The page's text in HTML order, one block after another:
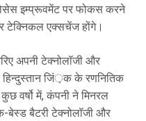
इम्प्रूवमेंट पर फोकस करने
टेक्निकल एक्सचेंज होंगे।
अपनी टेक्नोलॉजी और
हिन्दुस्तान जिं़क के रणनितिक
वर्षो में, कंपनी ने मिनरल
बेस्ड बैटरी टेक्नोलॉजी और